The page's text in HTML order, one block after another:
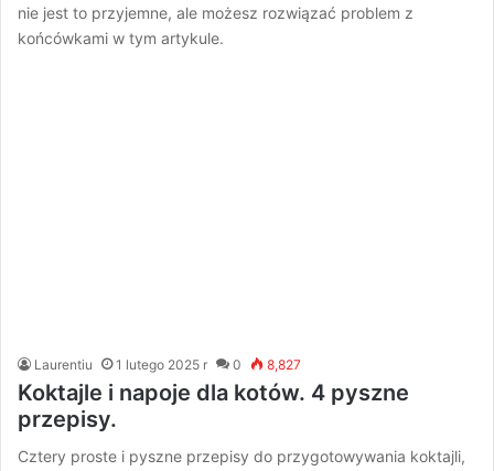
nie jest to przyjemne, ale możesz rozwiązać problem z
końcówkami w tym artykule.
Laurentiu 1 lutego 2025 r 0 8,827
Koktajle i napoje dla kotów. 4 pyszne
przepisy.
Cztery proste i pyszne przepisy do przygotowywania koktajli,